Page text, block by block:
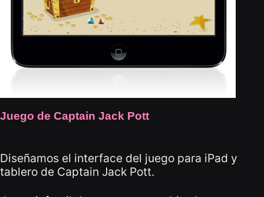
Juego de Captain Jack Pott
Diseñamos el interface del juego para iPad y
tablero de Captain Jack Pott.